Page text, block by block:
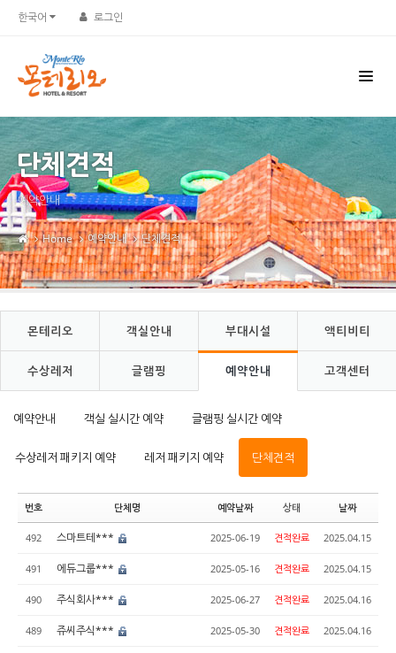
한국어 로그인
단체견적
예약안내
Home 예약안내 단체견적
몬테리오 객실안내 부대시설 액티비티
수상레저 글램핑 예약안내 고객센터
예약안내 객실 실시간 예약 글램핑 실시간 예약
수상레저 패키지 예약 레저 패키지 예약 단체견적
번호 단체명 예약날짜 상태 날짜
492 스마트테*** 2025-06-19 견적완료 2025.04.15
491 에듀그룹*** 2025-05-16 견적완료 2025.04.15
490 주식회사*** 2025-06-27 견적완료 2025.04.16
489 쥬씨주식*** 2025-05-30 견적완료 2025.04.16
Sketchbook5, 스케치북5